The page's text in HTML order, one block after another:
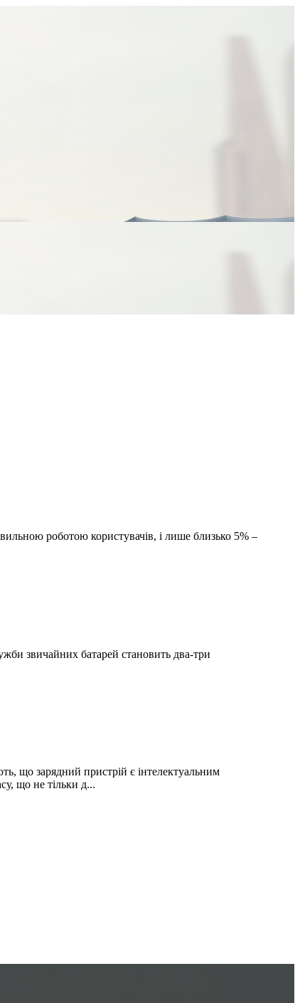
роботою користувачів, і лише близько 5% –
звичайних батарей становить два-три
що зарядний пристрій є інтелектуальним
що не тільки д...